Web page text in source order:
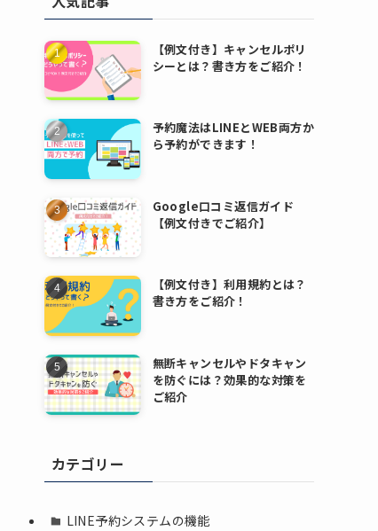
【例文付き】キャンセルポリ
シーとは？書き方をご紹介！
予約魔法はLINEとWEB両方か
ら予約ができます！
Google口コミ返信ガイド
【例文付きでご紹介】
【例文付き】利用規約とは？
書き方をご紹介！
無断キャンセルやドタキャン
を防ぐには？効果的な対策を
ご紹介
カテゴリー
LINE予約システムの機能